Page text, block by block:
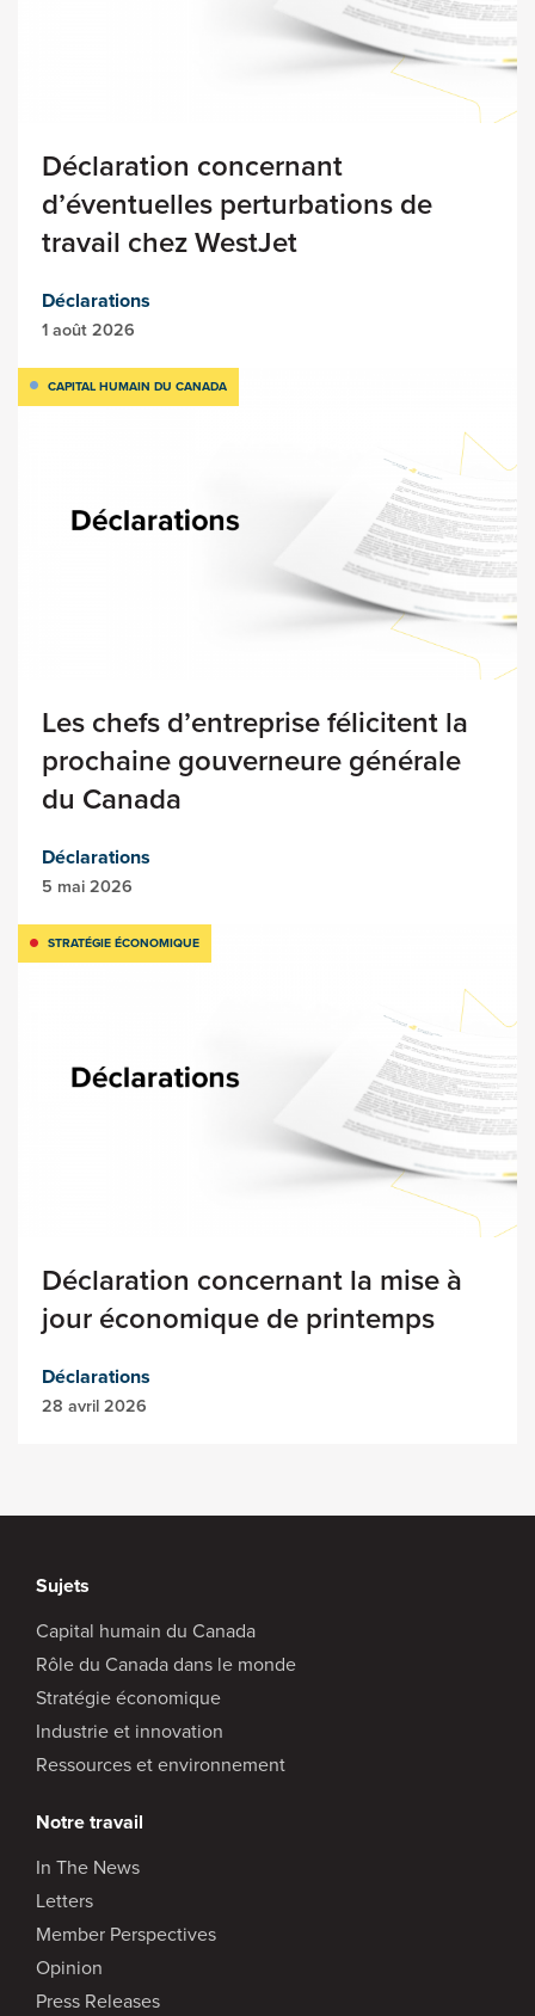
Déclaration concernant
d’éventuelles perturbations de
travail chez WestJet
Déclarations
1 août 2026
CAPITAL HUMAIN DU CANADA
Les chefs d’entreprise félicitent la
prochaine gouverneure générale
du Canada
Déclarations
5 mai 2026
STRATÉGIE ÉCONOMIQUE
Déclaration concernant la mise à
jour économique de printemps
Déclarations
28 avril 2026
Sujets
Capital humain du Canada
Rôle du Canada dans le monde
Stratégie économique
Industrie et innovation
Ressources et environnement
Notre travail
In The News
Letters
Member Perspectives
Opinion
Press Releases